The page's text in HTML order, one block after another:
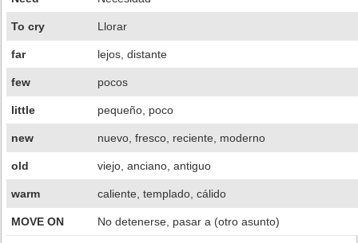
To cry Llorar
far lejos, distante
few pocos
little pequeño, poco
new nuevo, fresco, reciente, moderno
old viejo, anciano, antiguo
warm caliente, templado, cálido
MOVE ON No detenerse, pasar a (otro asunto)